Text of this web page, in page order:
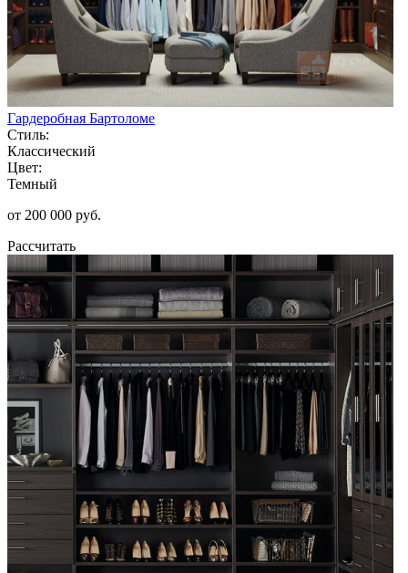
Гардеробная Бартоломе
Стиль:
Классический
Цвет:
Темный
от 200 000 руб.
Рассчитать